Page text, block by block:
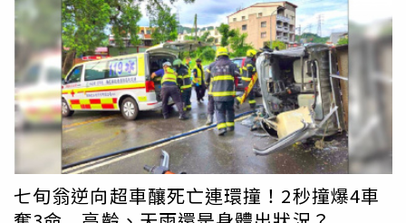
後，Google搜尋「我的眼睛痛」等相關關鍵字的次數明顯
增加，顯示仍有不少民眾因未做好觀測防護而造成眼睛不
適，也再次提醒民眾，欣賞難得天文奇景之餘，更應將視力
安全放在第一位。CTWANT提醒您：民俗傳說僅供參考，請
勿過度迷信。以上言論及圖片僅供參考，不代表本網立場。
處重要軍事及商業設施，而雙方也因航運路線問題持續升高
衝突。作為回應，伊朗向西亞各地駐有美軍的國家發射飛彈
及無人機。8月1日就在向媒體表示美國將「狠狠打擊」伊朗
後，川普又在社群媒體宣布取消原定空襲，並聲稱西亞盟友
已就結束戰爭達成協議框架，其中包括重新開放荷姆茲海
峽。川普宣稱：「基於這項請求，我已同意取消這次攻擊，
以造福全世界的未來，同時也有助於一個成功且繁榮的伊朗
存續；但前提是我們能夠迅速達成協議。」對此，伊朗國防
部長表示，伊朗對川普的宣布「既不感到意外，也不會消極
應對」，並強調伊朗將持續保持警戒，以因應各種威脅。
非營利組織「生態健康聯盟」（EcoHealth Alliance）的研
究經費。該組織曾利用部分資金，支持武漢病毒研究所進行
蝙蝠冠狀病毒相關研究。保羅以及其他共和黨人士將這項研
究描述為危險的「功能增益研究」（gain-of-function
research）。這個術語通常用於描述透過實驗方式強化病原
體某些特性的研究。佛奇與美國國家衛生院則反駁這項說
法，並否認由該機構資助的研究創造了導致全球疫情的新冠
病毒。報導補充，前美國總統拜登（Joe Biden）在2025年
1月卸任前不久，曾授予佛奇1項廣泛的預防性赦免。這項赦
免涵蓋佛奇在2014年1月1日至2025年1月20日期間，因擔
「把愛找回來」公益募款平台推出「日本熊本7.1強震救
援」專案，募款時間自即日起至8月31日止，民眾可透過
OPENPOINT APP的「愛心公益」專區進行捐款，或前往7-
ELEVEN門市使用「ibon便利生活站」捐款。 全家便利商店
攜手基督教芥菜種會，透過「全家愛心大平台」啟動
「0728日本熊本7.1強震救援」專案，募款時間自即日起至
8月31日止，民眾可透過全家APP「我的公益」專區進行捐
款，或至全家門市使用「FamiPort機台」捐款。 萊爾富攜
手基督教芥菜種會，響應「日本熊本 7.1 強震救援」專案，
募款時間自即日起至8月31日止，民眾可至萊爾富門市使用
七旬翁逆向超車釀死亡連環撞！2秒撞爆4車